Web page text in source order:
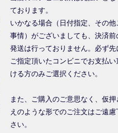
ております。
いかなる場合（日付指定、その他
事情）がございましても、決済前
発送は行っておりません。必ず先
ご指定頂いたコンビニでお支払い
ける方のみご選択ください。
また、ご購入のご意思なく、仮押
えのような形でのご注文はご遠慮
さい。